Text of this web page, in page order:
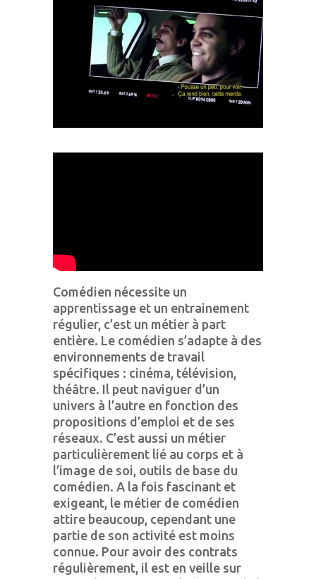
Comédien nécessite un
apprentissage et un entrainement
régulier, c’est un métier à part
entière. Le comédien s’adapte à des
environnements de travail
spécifiques : cinéma, télévision,
théâtre. Il peut naviguer d’un
univers à l’autre en fonction des
propositions d’emploi et de ses
réseaux. C’est aussi un métier
particulièrement lié au corps et à
l’image de soi, outils de base du
comédien. A la fois fascinant et
exigeant, le métier de comédien
attire beaucoup, cependant une
partie de son activité est moins
connue. Pour avoir des contrats
régulièrement, il est en veille sur